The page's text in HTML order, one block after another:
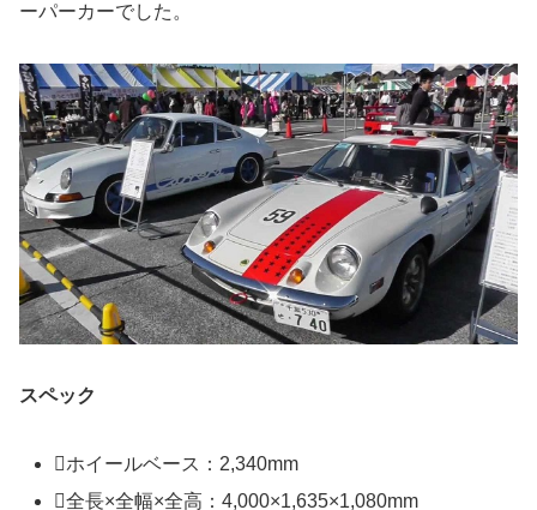
ーパーカーでした。
スペック
ホイールベース：2,340mm
全長×全幅×全高：4,000×1,635×1,080mm